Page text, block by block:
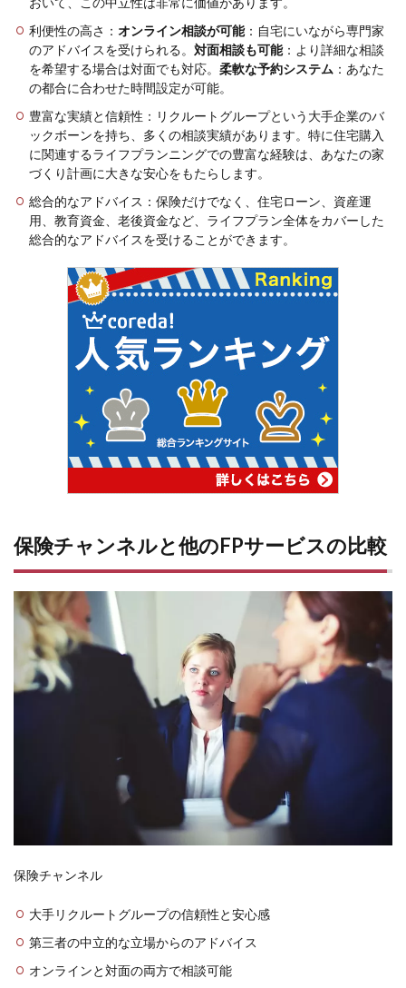
利便性の高さ ： オンライン相談が可能：自宅にいながら専門家
のアドバイスを受けられる。 対面相談も可能：より詳細な相談
を希望する場合は対面でも対応。 柔軟な予約システム ：あなた
の都合に合わせた時間設定が可能。
豊富な実績と信頼性 ：リクルートグループという大手企業のバ
ックボーンを持ち、多くの相談実績があります。特に住宅購入
に関連するライフプランニングでの豊富な経験は、あなたの家
づくり計画に大きな安心をもたらします。
総合的なアドバイス ：保険だけでなく、住宅ローン、資産運
用、教育資金、老後資金など、ライフプラン全体をカバーした
総合的なアドバイスを受けることができます。
保険チャンネルと他のFPサービスの比較
保険チャンネル
大手リクルートグループの信頼性と安心感
第三者の中立的な立場からのアドバイス
オンラインと対面の両方で相談可能